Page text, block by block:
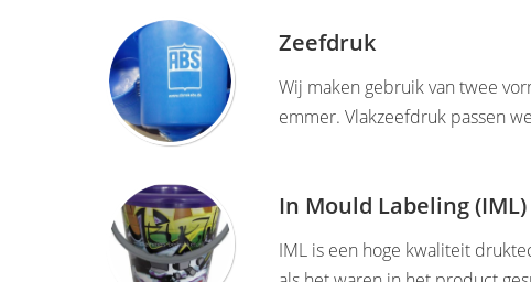
Zeefdruk
Wij maken gebruik van twee
emmer. Vlakzeefdruk passen
In Mould Labeling (IML)
IML is een hoge kwaliteit